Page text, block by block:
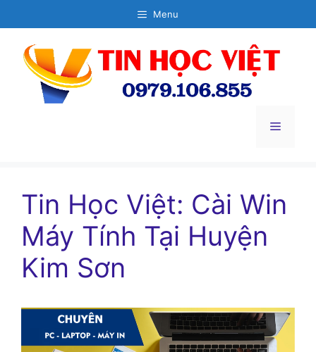
đến
dung
Menu
Menu
Tin Học Việt: Cài Win
Máy Tính Tại Huyện
Kim Sơn